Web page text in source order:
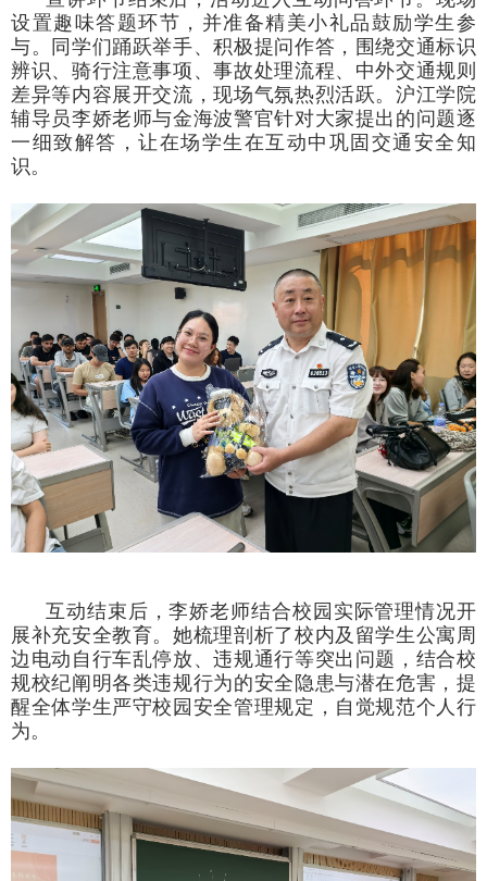
设置趣味答题环节，并准备精美小礼品鼓励学生参
与。同学们踊跃举手、积极提问作答，围绕交通标识
辨识、骑行注意事项、事故处理流程、中外交通规则
差异等内容展开交流，现场气氛热烈活跃。沪江学院
辅导员李娇老师与金海波警官针对大家提出的问题逐
一细致解答，让在场学生在互动中巩固交通安全知
识。
互动结束后，李娇老师结合校园实际管理情况开
展补充安全教育。她梳理剖析了校内及留学生公寓周
边电动自行车乱停放、违规通行等突出问题，结合校
规校纪阐明各类违规行为的安全隐患与潜在危害，提
醒全体学生严守校园安全管理规定，自觉规范个人行
为。